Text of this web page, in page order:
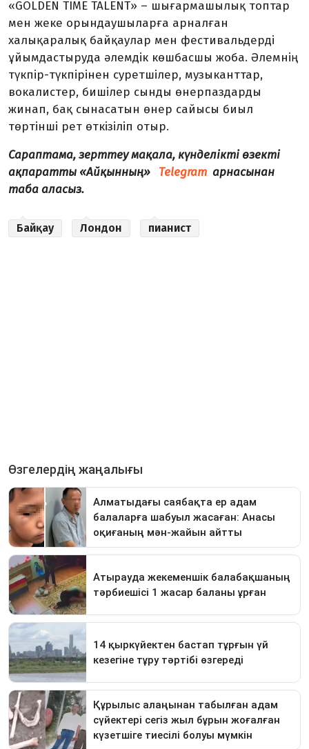
«GOLDEN TIME TALENT» – шығармашылық топтар
мен жеке орындаушыларға арналған
халықаралық байқаулар мен фестивальдерді
ұйымдастыруда әлемдік көшбасшы жоба. Әлемнің
түкпір-түкпірінен суретшілер, музыканттар,
вокалистер, бишілер сынды өнерпаздарды
жинап, бақ сынасатын өнер сайысы биыл
төртінші рет өткізіліп отыр.
Сараптама, зерттеу мақала, күнделікті өзекті
ақпаратты «Айқынның» Telegram арнасынан
таба аласыз.
Байқау Лондон пианист